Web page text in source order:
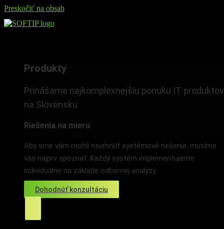
Preskočiť na obsah
Produkty
Prinášame najkomplexnejšiu ponuku IT produktov
na Slovensku
Riešenia na mieru
Aby sme vám mohli navrhnúť systémové riešenie, musíme
vás najprv spoznať. Každý systém implementujeme
individuálne na základe odbornej analýzy.
Dohodnúť konzultáciu